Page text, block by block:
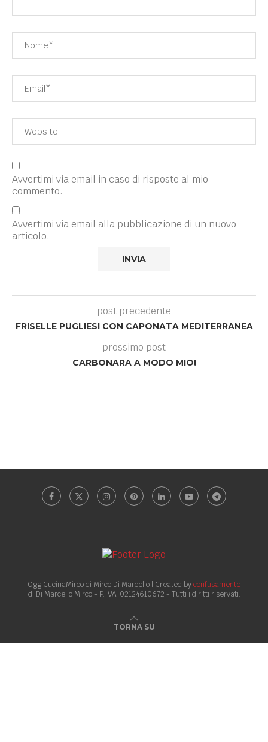
Avvertimi via email in caso di risposte al mio
commento.
Avvertimi via email alla pubblicazione di un nuovo
articolo.
post precedente
FRISELLE PUGLIESI CON CAPONATA MEDITERRANEA
prossimo post
CARBONARA A MODO MIO!
OggiCucinaMirco di Mirco Di Marcello | Created byconfusamente
di Di Marcello Mirco - P.IVA: 02124610672 - Tutti i diritti riservati.
TORNA SU